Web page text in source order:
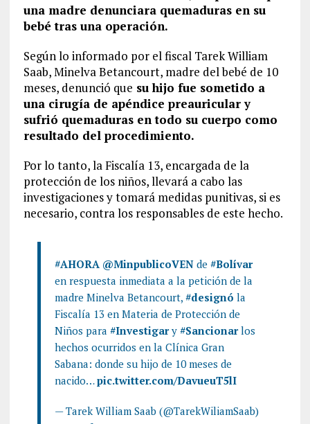
una madre denunciara quemaduras en su
bebé tras una operación.
Según lo informado por el fiscal Tarek William
Saab, Minelva Betancourt, madre del bebé de 10
meses, denunció que su hijo fue sometido a
una cirugía de apéndice preauricular y
sufrió quemaduras en todo su cuerpo como
resultado del procedimiento.
Por lo tanto, la Fiscalía 13, encargada de la
protección de los niños, llevará a cabo las
investigaciones y tomará medidas punitivas, si es
necesario, contra los responsables de este hecho.
#AHORA @MinpublicoVENde #Bolívar
en respuesta inmediata a la petición de la
madre Minelva Betancourt, #designó la
Fiscalía 13 en Materia de Protección de
Niños para #Investigary #Sancionarlos
hechos ocurridos en la Clínica Gran
Sabana: donde su hijo de 10 meses de
nacido…pic.twitter.com/DavueuT5lI
— Tarek William Saab (@TarekWiliamSaab)